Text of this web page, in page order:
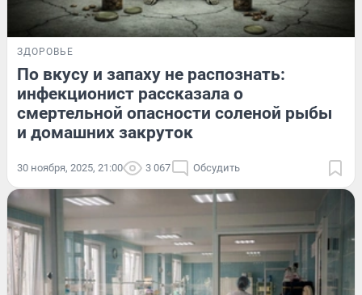
ЗДОРОВЬЕ
По вкусу и запаху не распознать:
инфекционист рассказала о
смертельной опасности соленой рыбы
и домашних закруток
30 ноября, 2025, 21:00 3 067 Обсудить